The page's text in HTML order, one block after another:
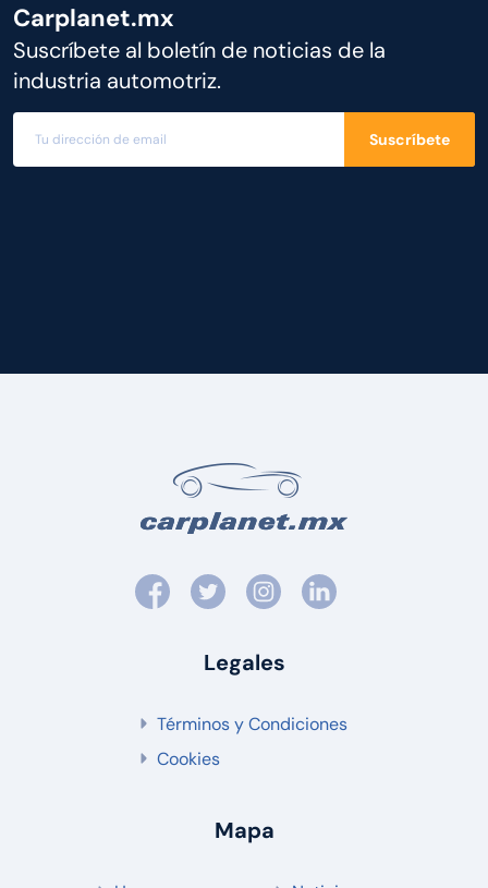
Carplanet.mx
Suscríbete al boletín de noticias de la
industria automotriz.
Suscríbete
Legales
Términos y Condiciones
Cookies
Mapa